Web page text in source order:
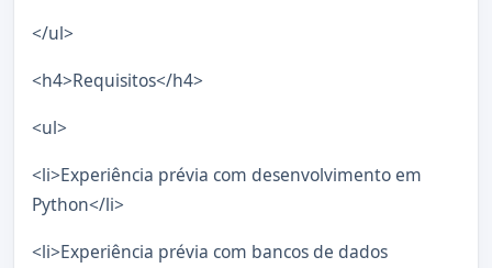
</ul>
<h4>Requisitos</h4>
<ul>
<li>Experiência prévia com desenvolvimento em
Python</li>
<li>Experiência prévia com bancos de dados